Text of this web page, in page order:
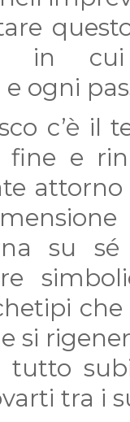
in
ogni
c’è il
e
attorno
su sé
si
tutto
tra i